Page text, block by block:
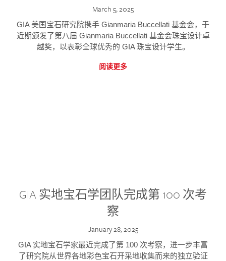
March 5, 2025
GIA 美国宝石研究院携手 Gianmaria Buccellati 基金会，于
近期颁发了第八届 Gianmaria Buccellati 基金会珠宝设计卓
越奖，以表彰全球优秀的 GIA 珠宝设计学生。
阅读更多
GIA 实地宝石学团队完成第 100 次考
察
January 28, 2025
GIA 实地宝石学家最近完成了第 100 次考察，进一步丰富
了研究院从世界各地彩色宝石开采地收集而来的独立验证